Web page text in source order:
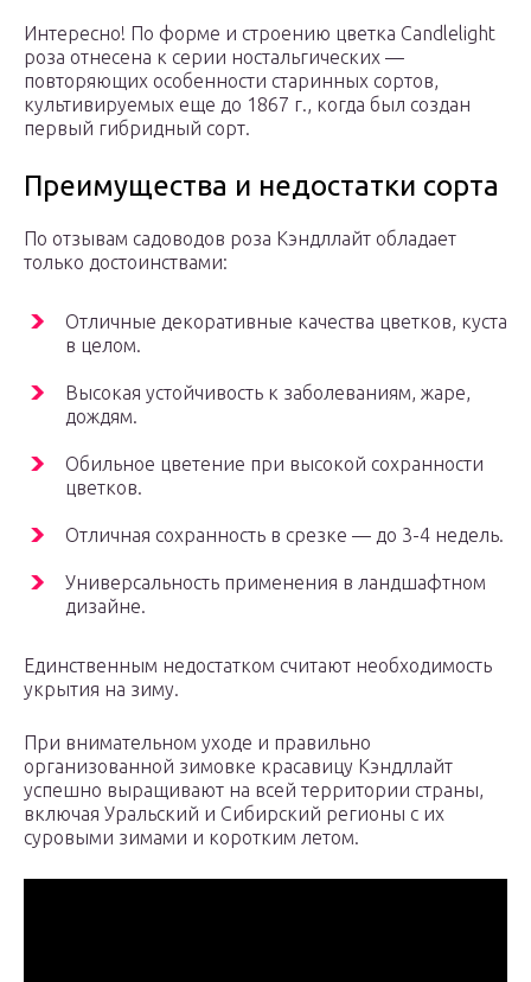
Интересно! По форме и строению цветка Candlelight
роза отнесена к серии ностальгических —
повторяющих особенности старинных сортов,
культивируемых еще до 1867 г., когда был создан
первый гибридный сорт.
Преимущества и недостатки сорта
По отзывам садоводов роза Кэндллайт обладает
только достоинствами:
Отличные декоративные качества цветков, куста
в целом.
Высокая устойчивость к заболеваниям, жаре,
дождям.
Обильное цветение при высокой сохранности
цветков.
Отличная сохранность в срезке — до 3-4 недель.
Универсальность применения в ландшафтном
дизайне.
Единственным недостатком считают необходимость
укрытия на зиму.
При внимательном уходе и правильно
организованной зимовке красавицу Кэндллайт
успешно выращивают на всей территории страны,
включая Уральский и Сибирский регионы с их
суровыми зимами и коротким летом.